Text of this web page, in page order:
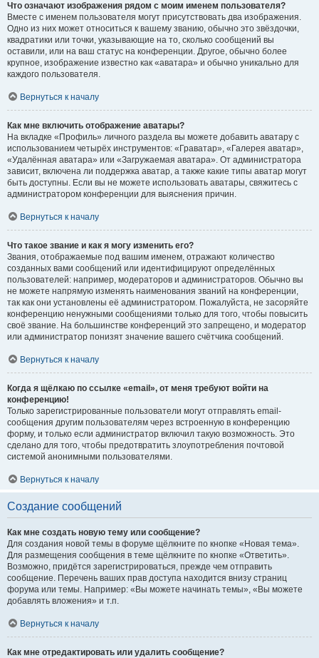
Что означают изображения рядом с моим именем пользователя?
Вместе с именем пользователя могут присутствовать два изображения.
Одно из них может относиться к вашему званию, обычно это звёздочки,
квадратики или точки, указывающие на то, сколько сообщений вы
оставили, или на ваш статус на конференции. Другое, обычно более
крупное, изображение известно как «аватара» и обычно уникально для
каждого пользователя.
Вернуться к началу
Как мне включить отображение аватары?
На вкладке «Профиль» личного раздела вы можете добавить аватару с
использованием четырёх инструментов: «Граватар», «Галерея аватар»,
«Удалённая аватара» или «Загружаемая аватара». От администратора
зависит, включена ли поддержка аватар, а также какие типы аватар могут
быть доступны. Если вы не можете использовать аватары, свяжитесь с
администратором конференции для выяснения причин.
Вернуться к началу
Что такое звание и как я могу изменить его?
Звания, отображаемые под вашим именем, отражают количество
созданных вами сообщений или идентифицируют определённых
пользователей: например, модераторов и администраторов. Обычно вы
не можете напрямую изменять наименования званий на конференции,
так как они установлены её администратором. Пожалуйста, не засоряйте
конференцию ненужными сообщениями только для того, чтобы повысить
своё звание. На большинстве конференций это запрещено, и модератор
или администратор понизят значение вашего счётчика сообщений.
Вернуться к началу
Когда я щёлкаю по ссылке «email», от меня требуют войти на
конференцию!
Только зарегистрированные пользователи могут отправлять email-
сообщения другим пользователям через встроенную в конференцию
форму, и только если администратор включил такую возможность. Это
сделано для того, чтобы предотвратить злоупотребления почтовой
системой анонимными пользователями.
Вернуться к началу
Создание сообщений
Как мне создать новую тему или сообщение?
Для создания новой темы в форуме щёлкните по кнопке «Новая тема».
Для размещения сообщения в теме щёлкните по кнопке «Ответить».
Возможно, придётся зарегистрироваться, прежде чем отправить
сообщение. Перечень ваших прав доступа находится внизу страниц
форума или темы. Например: «Вы можете начинать темы», «Вы можете
добавлять вложения» и т.п.
Вернуться к началу
Как мне отредактировать или удалить сообщение?